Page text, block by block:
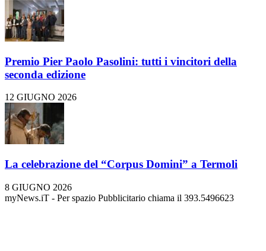
Premio Pier Paolo Pasolini: tutti i vincitori della
seconda edizione
12 GIUGNO 2026
La celebrazione del “Corpus Domini” a Termoli
8 GIUGNO 2026
myNews.iT - Per spazio Pubblicitario chiama il 393.5496623